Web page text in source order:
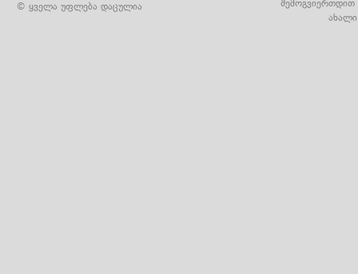
© ყველა უფლება დაცულია
შემოგვიერთდით
ახალი